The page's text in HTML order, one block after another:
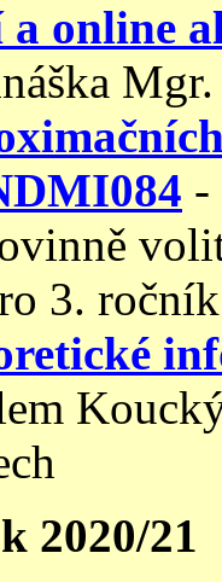
online
-
3. ročník
2020/21